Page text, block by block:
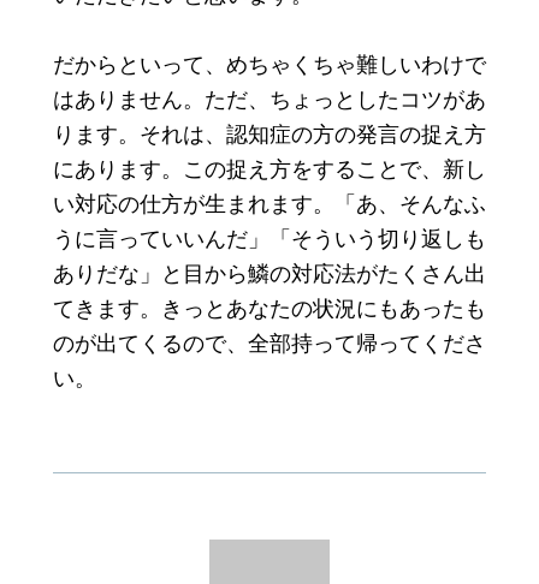
だからといって、めちゃくちゃ難しいわけで
はありません。ただ、ちょっとしたコツがあ
ります。それは、認知症の方の発言の捉え方
にあります。この捉え方をすることで、 新し
い対応の仕方が生まれます。「あ、そんなふ
うに言っていいんだ」「そういう切り返しも
ありだな」と目から鱗の対応法がたくさん出
てきます。きっとあなたの状況にもあったも
のが出てくるので、全部持って帰ってくださ
い。